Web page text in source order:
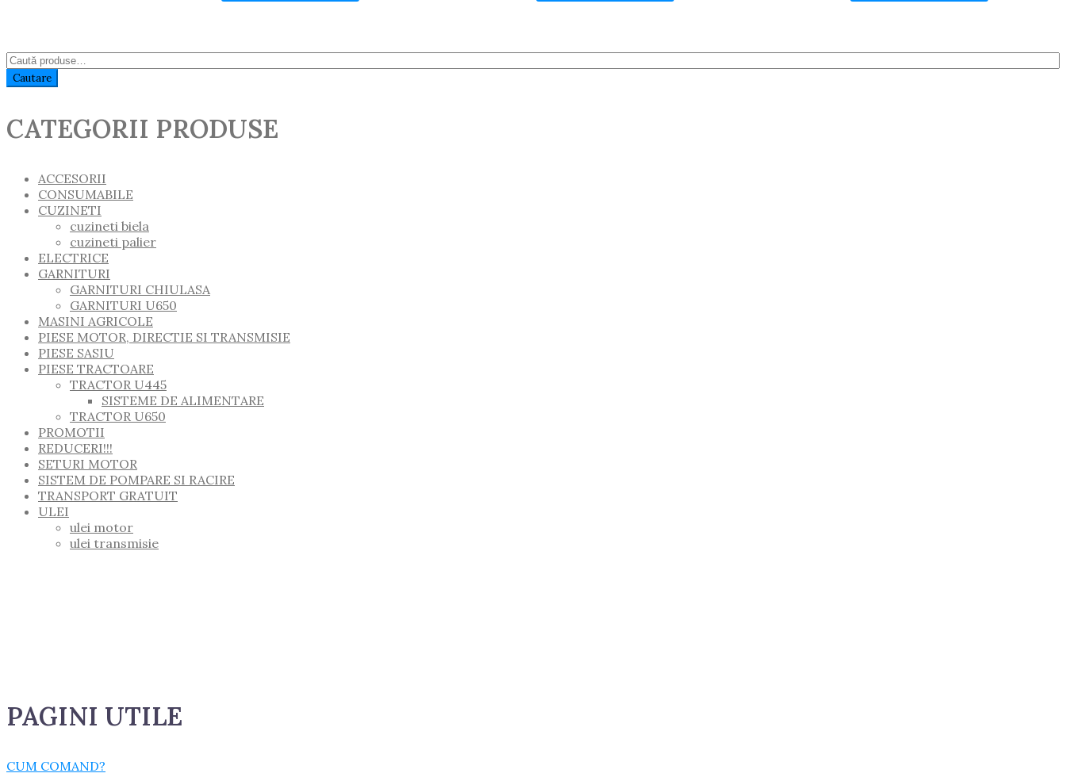
Caută:
Cautare
CATEGORII PRODUSE
ACCESORII
CONSUMABILE
CUZINETI
cuzineti biela
cuzineti palier
ELECTRICE
GARNITURI
GARNITURI CHIULASA
GARNITURI U650
MASINI AGRICOLE
PIESE MOTOR, DIRECTIE SI TRANSMISIE
PIESE SASIU
PIESE TRACTOARE
TRACTOR U445
SISTEME DE ALIMENTARE
TRACTOR U650
PROMOTII
REDUCERI!!!
SETURI MOTOR
SISTEM DE POMPARE SI RACIRE
TRANSPORT GRATUIT
ULEI
ulei motor
ulei transmisie
PAGINI UTILE
CUM COMAND?